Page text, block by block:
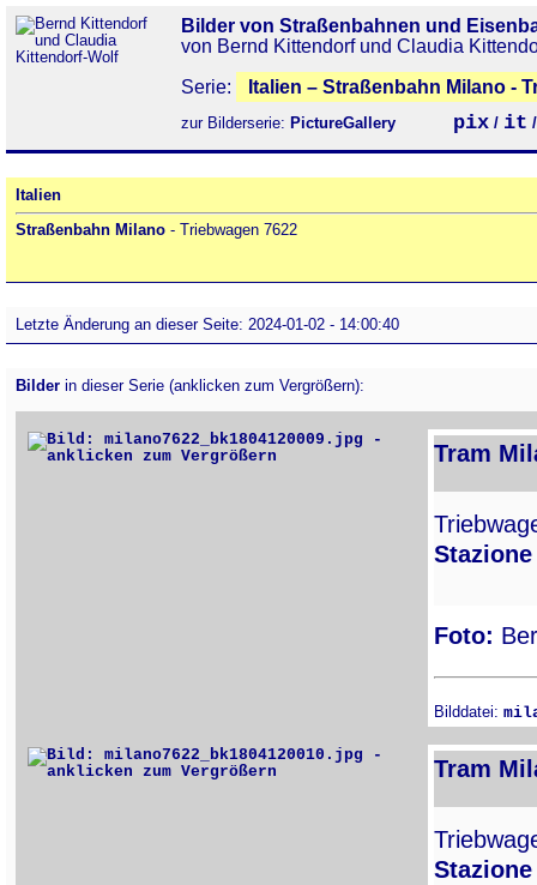
Bilder von Straßenbahnen und
von Bernd Kittendorf und Claudia
Serie:
Italien – Straßenbahn Milano -
zur Bilderserie: PictureGallery pix / it
Italien
Straßenbahn Milano - Triebwagen 7622
Letzte Änderung an dieser Seite: 2024-01-02 - 14:00:40
Bilder in dieser Serie (anklicken zum Vergrößern):
Tram
Foto:
Bilddatei:
Tram